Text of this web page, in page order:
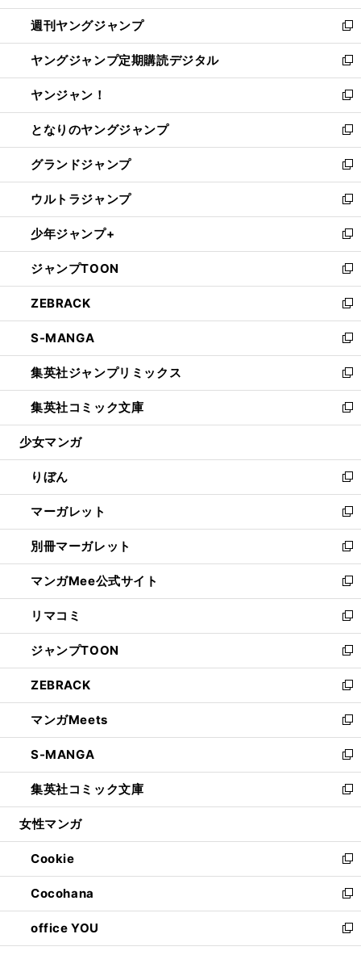
開
く
ウ
で
開
く
ン
ド
ウ
で
開
く
ウ
ィ
ン
ド
ウ
で
開
く
週刊ヤングジャンプ
新
し
い
ウ
ィ
ン
ド
ウ
で
開
く
ヤングジャンプ定期購読デジタル
新
し
い
ウ
ィ
ン
ド
ウ
で
開
く
ヤンジャン！
新
し
い
ウ
ィ
ン
ド
ウ
で
開
く
となりのヤングジャンプ
新
し
い
ウ
ィ
ン
ド
ウ
で
開
く
グランドジャンプ
新
し
い
ウ
ィ
ン
ド
ウ
で
開
く
ウルトラジャンプ
新
し
い
ウ
ィ
ン
ド
ウ
で
開
く
少年ジャンプ+
新
し
い
ウ
ィ
ン
ド
ウ
で
開
く
ジャンプTOON
新
し
い
ウ
ィ
ン
ド
ウ
で
開
ZEBRACK
新
し
い
ウ
ィ
ン
ド
ウ
開
く
S-MANGA
新
し
い
ウ
ィ
ン
ウ
で
開
く
集英社ジャンプリミックス
新
し
い
ウ
ン
ド
ウ
で
開
く
集英社コミック文庫
新
し
ウ
ィ
ン
ド
ウ
で
開
く
少女マンガ
りぼん
新
し
い
ウ
ィ
ン
ド
ウ
で
開
く
マーガレット
新
し
い
ウ
ィ
ン
ド
ウ
で
開
く
別冊マーガレット
新
し
い
ウ
ィ
ン
ド
ウ
で
開
く
マンガMee公式サイト
新
し
い
ウ
ィ
ン
ド
ウ
で
開
く
リマコミ
新
し
い
ウ
ィ
ン
ド
ウ
で
開
く
ジャンプTOON
新
し
い
ウ
ィ
ン
ド
ウ
で
開
ZEBRACK
新
し
い
ウ
ィ
ン
ド
ウ
開
く
マンガMeets
新
し
い
ウ
ィ
ン
ウ
で
開
く
S-MANGA
新
し
い
ウ
ン
ド
ウ
で
開
く
集英社コミック文庫
新
し
ウ
ィ
ン
ド
ウ
で
開
女性マンガ
Cookie
新
し
い
ウ
ィ
ン
Cocohana
新
し
い
ウ
office YOU
新
し